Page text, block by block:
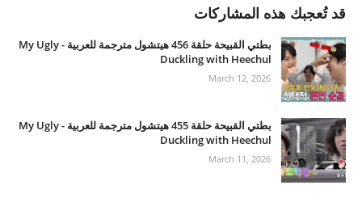
قد تُعجبك هذه المشاركات
بطتي القبيحة حلقة 456 هيتشول مترجمة للعربية - My Ugly
Duckling with Heechul
March 12, 2026
بطتي القبيحة حلقة 455 هيتشول مترجمة للعربية - My Ugly
Duckling with Heechul
March 11, 2026